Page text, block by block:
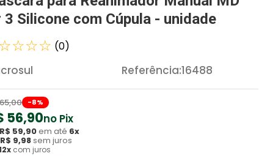
3 Silicone com Cúpula - unidade
☆☆☆☆ (0)
Referência:16488
65,00 -8%
56,90no Pix
R$ 59,90em até 6x
R$ 9,98 sem juros
x com juros